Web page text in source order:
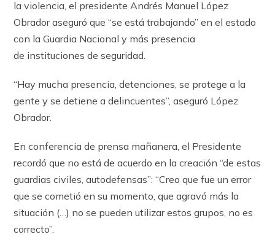
la violencia, el presidente Andrés Manuel López
Obrador aseguró que “se está trabajando” en el estado
con la Guardia Nacional y más presencia
de instituciones de seguridad.
“Hay mucha presencia, detenciones, se protege a la
gente y se detiene a delincuentes”, aseguró López
Obrador.
En conferencia de prensa mañanera, el Presidente
recordó que no está de acuerdo en la creación “de estas
guardias civiles, autodefensas”: “Creo que fue un error
que se cometió en su momento, que agravó más la
situación (…) no se pueden utilizar estos grupos, no es
correcto”.